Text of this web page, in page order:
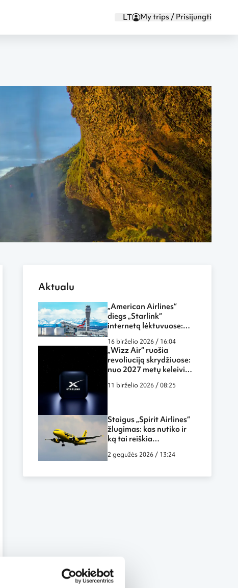
LT My trips / Prisijungti
Aktualu
„American Airlines“
diegs „Starlink“
internetą lėktuvuose:
labiau panašūs į darbą
biure ar namuose
16 birželio 2026 / 16:04
„Wizz Air“ ruošia
revoliuciją skrydžiuose:
nuo 2027 metų keleiviai
internetu ore
11 birželio 2026 / 08:25
Staigus „Spirit Airlines“
žlugimas: kas nutiko ir
ką tai reiškia
2 gegužės 2026 / 13:24